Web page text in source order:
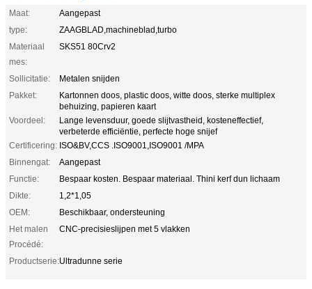
Maat:
Aangepast
type:
ZAAGBLAD,machineblad,turbo
Materiaal
mes:
SKS51 80Crv2
Sollicitatie:
Metalen snijden
Pakket:
Kartonnen doos, plastic doos, witte doos, sterke multiplex
behuizing, papieren kaart
Voordeel:
Lange levensduur, goede slijtvastheid, kosteneffectief,
verbeterde efficiëntie, perfecte hoge snijef
Certificering: ISO&BV,CCS .ISO9001,ISO9001 /MPA
Binnengat:
Aangepast
Functie:
Bespaar kosten. Bespaar materiaal. Thini kerf dun lichaam
Dikte:
1,2*1,05
OEM:
Beschikbaar, ondersteuning
Het malen
Procédé:
CNC-precisieslijpen met 5 vlakken
Productserie:Ultradunne serie